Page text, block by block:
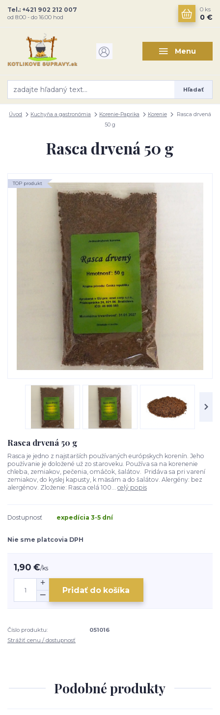
Menu
Hľadať
Tel.: +421 902 212 007
od 8:00 - do 16:00 hod
0 ks
0 €
Úvod Kuchyňa a gastronómia Korenie-Paprika Korenie
Rasca drvená
50 g
Rasca drvená 50 g
TOP produkt
Rasca drvená 50 g
Rasca je jedno z najstarších používaných európskych korenín. Jeho
používanie je doložené už zo staroveku. Používa sa na korenenie
chleba, zemiakov, pečenia, omáčok, šalátov. Pridáva sa pri varení
zemiakov, do kyslej kapusty, k mäsám a do šalátov. Alergény: bez
alergénov. Zloženie: Rasca celá 100... celý popis
Dostupnosť expedícia 3-5 dní
Nie sme platcovia DPH
1,90 €/ks
Pridať do košíka
Číslo produktu:
051016
Strážiť cenu / dostupnosť
Podobné produkty